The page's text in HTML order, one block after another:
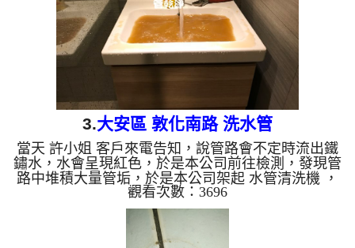
3.大安區 敦化南路 洗水管
當天 許小姐 客戶來電告知，說管路會不定時流出鐵
鏽水，水會呈現紅色，於是本公司前往檢測，發現管
路中堆積大量管垢，於是本公司架起 水管清洗機 ，
開始 洗水管 ， 管路不斷噴出黃水，如下圖， 水管清
洗 約兩個多小時，管路中的鐵鏽終於清洗乾淨，客
戶終於能正常使用水了。 清洗水管,水管清洗, 洗水
管, 熱水管堵塞, 熱水忽冷忽熱 ...
觀看次數：3696